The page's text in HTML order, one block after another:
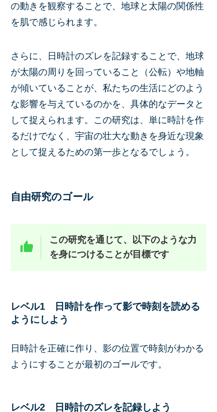
の動きを観察することで、地球と太陽の関係性
を肌で感じられます。
さらに、日時計のズレを記録することで、地球
が太陽の周りを回っていること（公転）や地軸
が傾いていること が、私たちの生活にどのよう
な影響を与えているのかを、具体的なデータと
して捉えられます。この研究は、単に時計を作
るだけでなく、宇宙の壮大な動きを身近な現象
として捉えるための第一歩となるでしょう。
自由研究のゴール
この研究を通じて、以下のような力
を身につけることが目標です
レベル1 日時計を作って影で時刻を読める
ようにしよう
日時計を正確に作り、影の位置で時刻がわかる
ようにすることが最初のゴールです。
レベル2 日時計のズレを記録しよう